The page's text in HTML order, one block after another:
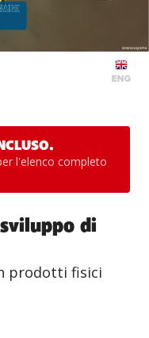
l'elenco completo
di
prodotti fisici